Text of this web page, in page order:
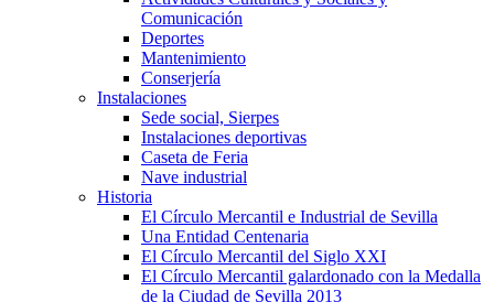
Comunicación
Deportes
Mantenimiento
Conserjería
Instalaciones
Sede social, Sierpes
Instalaciones deportivas
Caseta de Feria
Nave industrial
Historia
El Círculo Mercantil e Industrial de Sevilla
Una Entidad Centenaria
El Círculo Mercantil del Siglo XXI
El Círculo Mercantil galardonado con la Medalla
de la Ciudad de Sevilla 2013